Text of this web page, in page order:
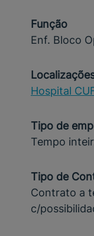
Função
Enf. Bloco
Hospital
Tipo de
Tempo
Tipo de
Contrato a
c/